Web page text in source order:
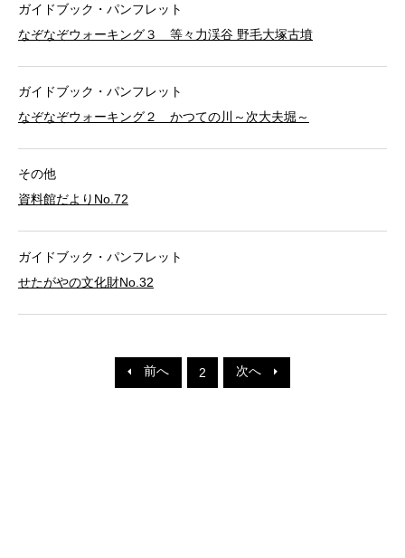
ガイドブック・パンフレット
なぞなぞウォーキング３ 等々力渓谷 野毛大塚古墳
ガイドブック・パンフレット
なぞなぞウォーキング２ かつての川～次大夫堀～
その他
資料館だよりNo.72
ガイドブック・パンフレット
せたがやの文化財No.32
前へ 2 次へ